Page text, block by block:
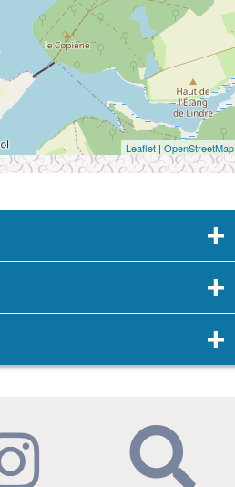
Leaflet | OpenStreetMap